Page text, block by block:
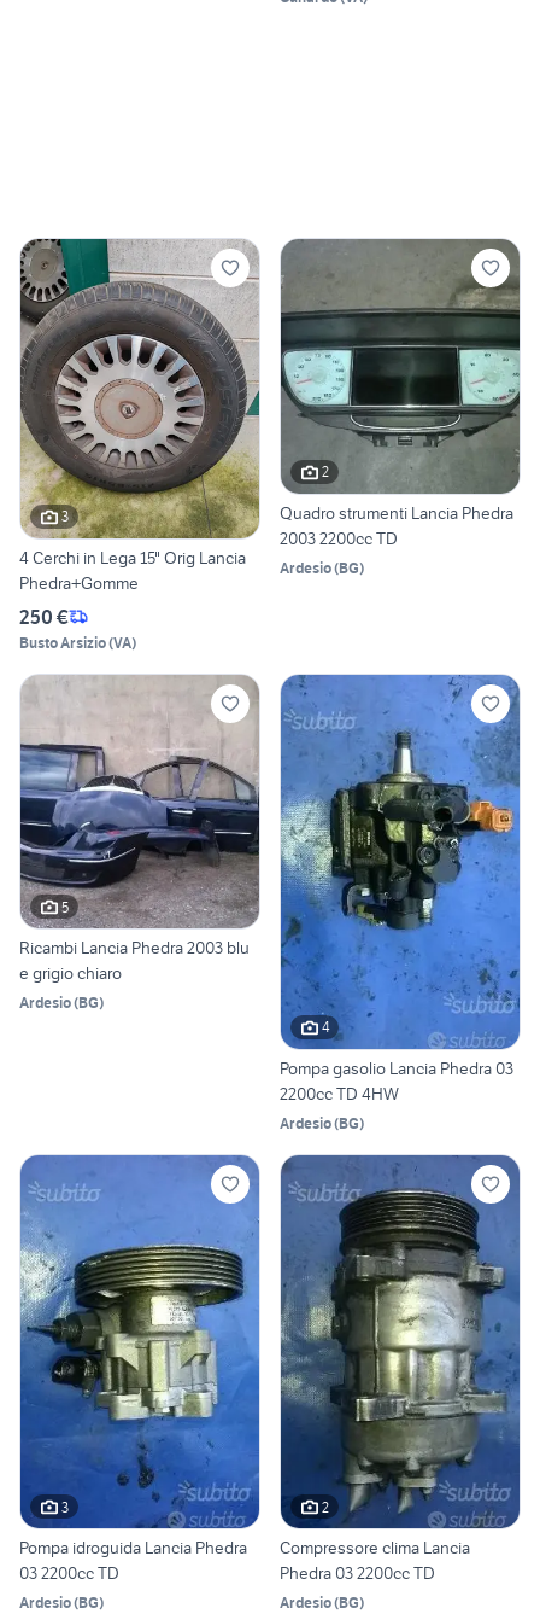
3
4 Cerchi in Lega 15" Orig Lancia
Phedra+Gomme
250 €
Busto Arsizio(VA)
2
Quadro strumenti Lancia Phedra
2003 2200cc TD
Ardesio(BG)
5
Ricambi Lancia Phedra 2003 blu
e grigio chiaro
Ardesio(BG)
4
Pompa gasolio Lancia Phedra 03
2200cc TD 4HW
Ardesio(BG)
3
Pompa idroguida Lancia Phedra
03 2200cc TD
Ardesio(BG)
2
Compressore clima Lancia
Phedra 03 2200cc TD
Ardesio(BG)